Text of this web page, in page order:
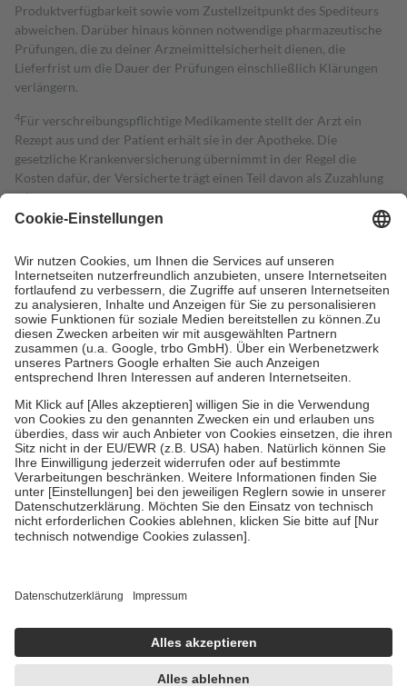
Produktverfügbarkeit sowie vom Zustellzeitpunkt des Spediteurs
abweichen. Darüber hinaus können notwendige pharmazeutische
Prüfungen, die zu deiner Arzneimittelsicherheit dienen, die
Lieferfrist um die Dauer der Prüfungen einschließlich Klärungen
verlängern.
4Für verschreibungspflichtige Medikamente stellt der Arzt ein
Rezept aus und der Patient erhält sie in der Apotheke. Die
gesetzliche Krankenversicherung übernimmt in der Regel die
Kosten dafür, der Versicherte trägt einen Teil davon als Zuzahlung
mit.
Grundsätzlich leisten Mitglieder Zuzahlungen in Höhe von zehn
höchstens zehn Euro.
Es sind jedoch nie mehr als die tatsächlichen
Kosten der Leistung zu entrichten.
Diese Regeln gelten grundsätzlich auch für Online-Apotheken.
Bei Heilmitteln und häuslicher Krankenpflege beträgt die
Zuzahlung zehn Prozent der Kosten sowie zehn Euro je
Verordnung.
Um das Engagement der Versicherten für ihre eigene Gesundheit zu
stärken und die besondere Stellung der Familie zu unterstützen,
fallenkeine Zuzahlungenan bei:
• Kindern und Jugendlichen bis zum vollendeten 18. Lebensjahr
mit Ausnahme der Fahrkosten
• Untersuchungen zur Vorsorge und Früherkennung, die von der
GKV getragen werden
• empfohlenen Schutzimpfungen
• Harn- und Blutteststreifen
getroffen, um sicherzustellen, dass es sich um echte Bewertungen
https://help.etrusted.com/hc/de/articles/4419944605341
Einige Bilder und Inhalte wurden unter Zuhilfenahme künstlicher